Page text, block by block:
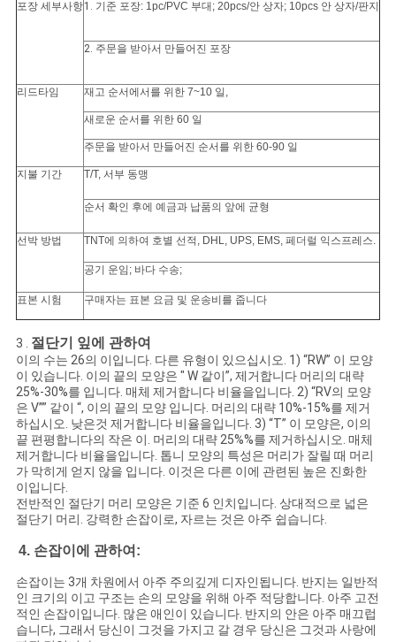
포장 세부사항1. 기준 포장: 1pc/PVC 부대; 20pcs/안 상자; 10pcs 안 상자/판지
2. 주문을 받아서 만들어진 포장
리드타임 재고 순서에서를 위한 7~10 일,
새로운 순서를 위한 60 일
주문을 받아서 만들어진 순서를 위한 60-90 일
지불 기간 T/T, 서부 동맹
순서 확인 후에 예금과 납품의 앞에 균형
선박 방법 TNT에 의하여 호별 선적, DHL, UPS, EMS, 페더럴 익스프레스.
공기 운임; 바다 수송;
표본 시험 구매자는 표본 요금 및 운송비를 줍니다
3 . 절단기 잎에 관하여
이의 수는 26의 이입니다. 다른 유형이 있으십시오. 1) “RW” 이 모양
이 있습니다. 이의 끝의 모양은 " W 같이”, 제거합니다 머리의 대략
25%-30%를 입니다. 매체 제거합니다 비율을입니다. 2) “RV의 모양
은 V”” 같이 “, 이의 끝의 모양 입니다. 머리의 대략 10%-15%를 제거
하십시오. 낮은것 제거합니다 비율을입니다. 3) “T” 이 모양은, 이의
끝 편평합니다의 작은 이. 머리의 대략 25%%를 제거하십시오. 매체
제거합니다 비율을입니다. 톱니 모양의 특성은 머리가 잘릴 때 머리
가 막히게 얻지 않을 입니다. 이것은 다른 이에 관련된 높은 진화한
이입니다.
전반적인 절단기 머리 모양은 기준 6 인치입니다. 상대적으로 넓은
절단기 머리. 강력한 손잡이로, 자르는 것은 아주 쉽습니다.
4. 손잡이에 관하여:
손잡이는 3개 차원에서 아주 주의깊게 디자인됩니다. 반지는 일반적
인 크기의 이고 구조는 손의 모양을 위해 아주 적당합니다. 아주 고전
적인 손잡이입니다. 많은 애인이 있습니다. 반지의 안은 아주 매끄럽
습니다, 그래서 당신이 그것을 가지고 갈 경우 당신은 그것과 사랑에